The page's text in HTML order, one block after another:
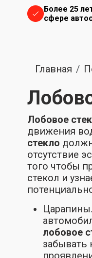
Более 25
сфере
Главная
Лобовое
движения
стекло
отсутствие
того чтобы
стекол и
лобовое
забывать